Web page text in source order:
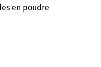
en poudre